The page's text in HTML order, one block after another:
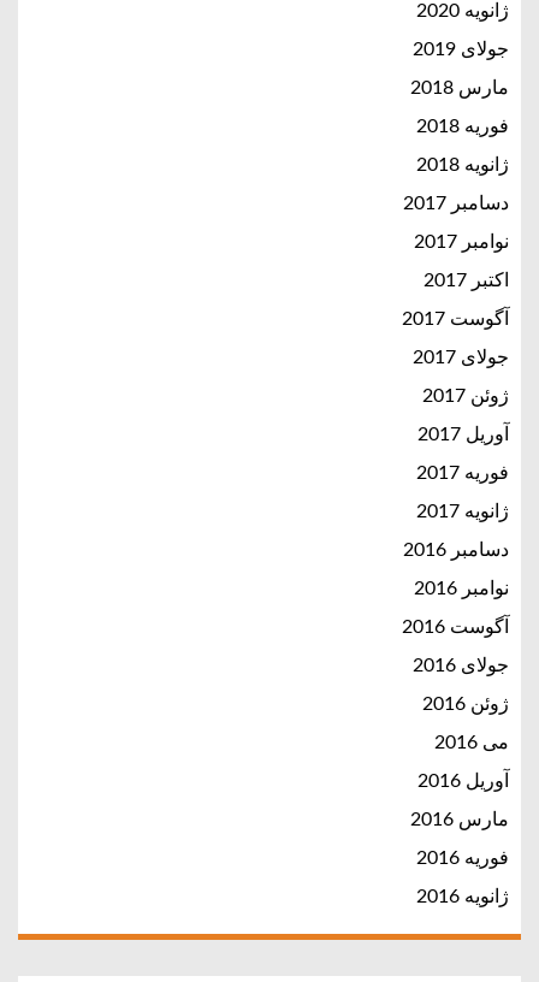
ژانویه 2020
جولای 2019
مارس 2018
فوریه 2018
ژانویه 2018
دسامبر 2017
نوامبر 2017
اکتبر 2017
آگوست 2017
جولای 2017
ژوئن 2017
آوریل 2017
فوریه 2017
ژانویه 2017
دسامبر 2016
نوامبر 2016
آگوست 2016
جولای 2016
ژوئن 2016
می 2016
آوریل 2016
مارس 2016
فوریه 2016
ژانویه 2016